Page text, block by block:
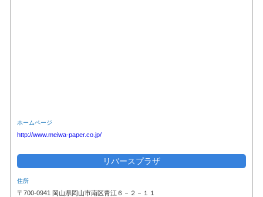
ホームページ
http://www.meiwa-paper.co.jp/
リバースプラザ
住所
〒700-0941 岡山県岡山市南区青江６－２－１１